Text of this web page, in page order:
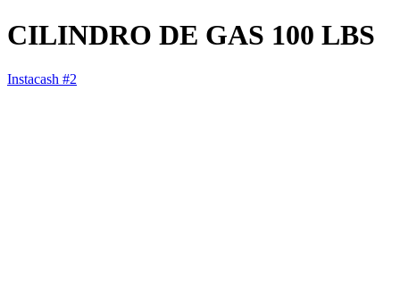
CILINDRO DE GAS 100 LBS
Instacash #2